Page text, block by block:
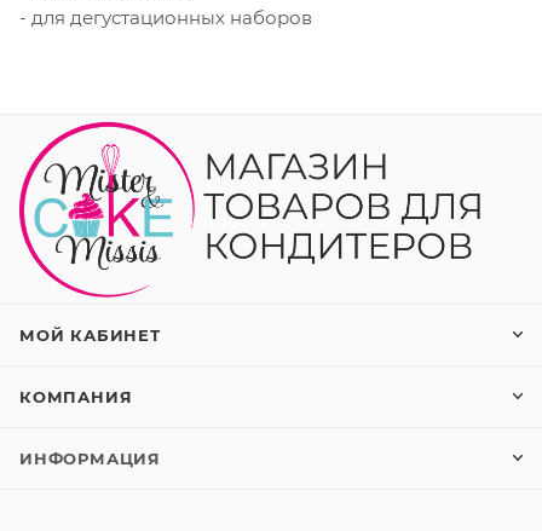
- для дегустационных наборов
МОЙ КАБИНЕТ
КОМПАНИЯ
ИНФОРМАЦИЯ